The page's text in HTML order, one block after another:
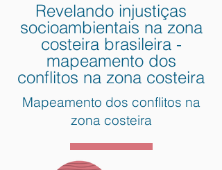
Revelando injustiças
socioambientais na zona
costeira brasileira -
mapeamento dos
conflitos na zona costeira
Mapeamento dos conflitos na
zona costeira